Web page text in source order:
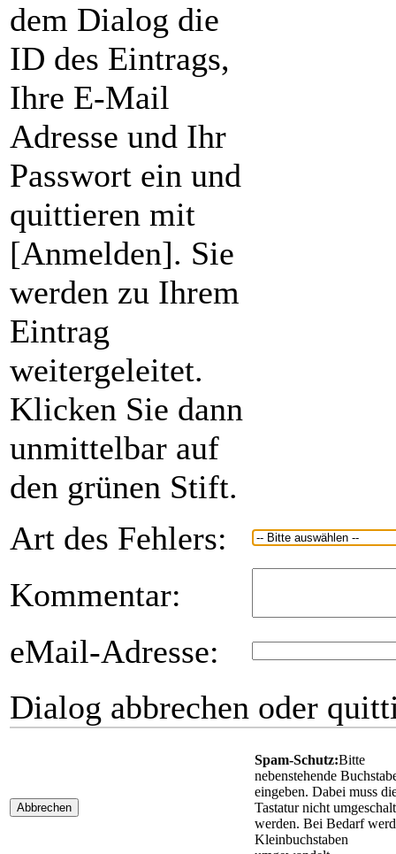
dem Dialog die
ID des Eintrags,
Ihre E-Mail
Adresse und Ihr
Passwort ein und
quittieren mit
[Anmelden]. Sie
werden zu Ihrem
Eintrag
weitergeleitet.
Klicken Sie dann
unmittelbar auf
den grünen Stift.
Art des Fehlers:
Kommentar:
eMail-Adresse:
Dialog abbrechen oder
Abbrechen
Spam-Schutz:Bitte
nebenstehende
eingeben. Dabei muss
Tastatur nicht
werden. Bei Bedarf
Kleinbuchstaben